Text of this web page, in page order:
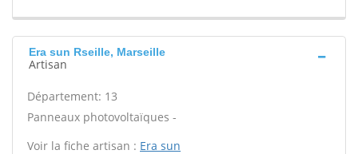
Era sun Rseille, Marseille
Artisan
Département: 13
Panneaux photovoltaïques -
Voir la fiche artisan : Era sun